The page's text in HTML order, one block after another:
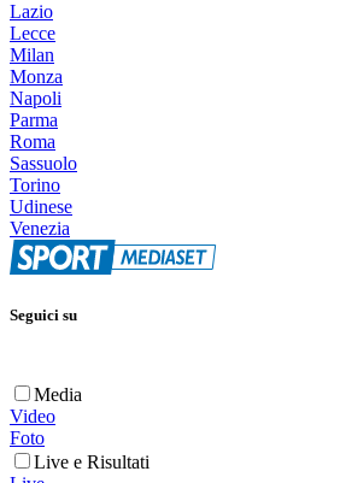
Lazio
Lecce
Milan
Monza
Napoli
Parma
Roma
Sassuolo
Torino
Udinese
Venezia
Seguici su
Media
Video
Foto
Live e Risultati